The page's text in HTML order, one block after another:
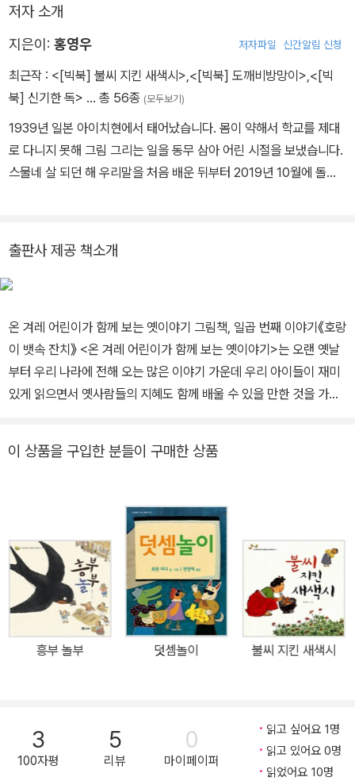
소금 장수가 나귀를 끌고 산길을 가다 호랑이한테 꿀꺽 잡아먹히고
만다. 데굴데굴 구르다 정신을 차려 보니 깜깜한 호랑이 뱃속이였다.
이 굴러 들어온다. 셋이서 빠져나갈 구멍을 찾아보지만 길은 보이지
않는데….
저자 소개
지은이: 홍영우 저자파일 신간알림 신청
최근작 : <[빅북] 불씨 지킨 새색시>,<[빅북] 도깨비방망이>,<[빅
북] 신기한 독> … 총 56종 (모두보기)
1939년 일본 아이치현에서 태어났습니다. 몸이 약해서 학교를 제대
로 다니지 못해 그림 그리는 일을 동무 삼아 어린 시절을 보냈습니다.
스물네 살 되던 해 우리말을 처음 배운 뒤부터 2019년 10월에 돌아
만들었습니다. 재일 동포 어린이들을 위해 《우리말 도감》도 만들었습
니다. 2010년 5월에 서울 인사아트센터에서 '홍영우 그림책 원화
영우 옛이야기 그림책전'을 열었습니다.
출판사 제공 책소개
온 겨레 어린이가 함께 보는 옛이야기 그림책, 일곱 번째 이야기《호랑
이 뱃속 잔치》 <온 겨레 어린이가 함께 보는 옛이야기>는 오랜 옛날
부터 우리 나라에 전해 오는 많은 이야기 가운데 우리 아이들이 재미
있게 읽으면서 옛사람들의 지혜도 함께 배울 수 있을 만한 것을 가려
랑이 뱃속 잔치》가 나왔습니다. 《호랑이 뱃속 잔치》는 강원도에 전해
펴낸 그림책입니다. 호랑이한테 잡아먹힌 세 사람이 배짱 좋게 호랑
이 뱃속에서 벌이는 잔치 이야기를 들어 보세요. 호랑이 뱃속에서 살
아남는 법? 옛날에 소금 장수가 나귀 끌고 산길을 가다 호랑이한테
꿀꺽 잡아먹히고 말았어요. 데굴데굴 구르다 정신을 차려 보니 깜깜
한 호랑이 뱃속이지 뭐예요! 먼저 잡아먹힌 포수를 만나 반갑게 인사
하는데 이번에는 나무꾼 총각이 굴러 들어오네요. 셋이서 빠져나갈
구멍을 찾아보지만 길은 보이지 않고, 배는 꼬르륵거리는데 어떡해야
할까요? 허풍 속에서도 빛나는 지혜와 재치 호랑이 굴에 들어가도 정
뿐이 아니에요. 배짱 좋게 호랑이 뱃속에서 호랑이 고기로 신나게 잔
치까지 벌이지요. 세 사람은 특별한 재주가 있는 것도 아니고 돈이 많
은 부자도 아닌 평범한 소금 장수에 포수에 나무꾼인데, 그런 힘은 대
이 상품을 구입한 분들이 구매한 상품
흥부 놀부 덧셈놀이 불씨 지킨 새색시
3
100자평
5
리뷰
0
마이페이퍼
읽고 싶어요 1명
읽고 있어요 0명
읽었어요 10명